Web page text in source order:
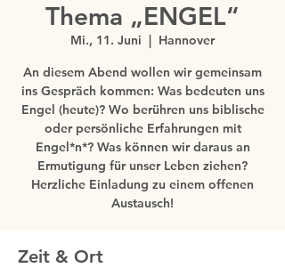
Thema „ENGEL“
Mi., 11. Juni
  |
Hannover
An diesem Abend wollen wir gemeinsam
ins Gespräch kommen: Was bedeuten uns
Engel (heute)? Wo berühren uns biblische
oder persönliche Erfahrungen mit
Engel*n*? Was können wir daraus an
Ermutigung für unser Leben ziehen?
Herzliche Einladung zu einem offenen
Zeit & Ort